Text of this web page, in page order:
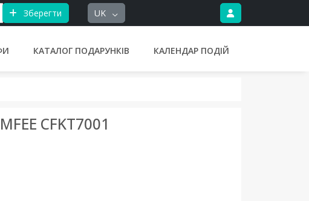
Зберегти UK
КАТАЛОГ ПОДАРУНКІВ КАЛЕНДАР ПОДІЙ
CFKT7001